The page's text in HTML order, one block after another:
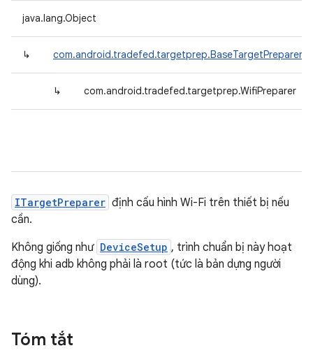
java.lang.Object
↳ com.android.tradefed.targetprep.BaseTargetPreparer
↳ com.android.tradefed.targetprep.WifiPreparer
ITargetPreparer định cấu hình Wi-Fi trên thiết bị nếu
cần.
Không giống như DeviceSetup , trình chuẩn bị này hoạt
động khi adb không phải là root (tức là bản dựng người
dùng).
Tóm tắt